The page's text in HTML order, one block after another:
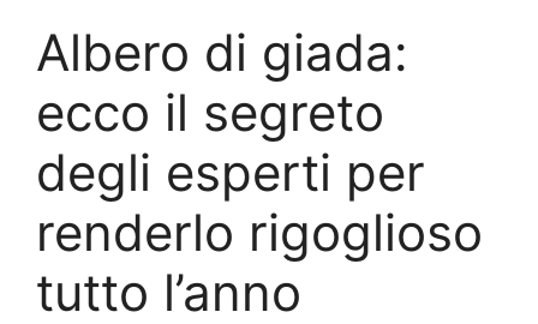
Albero di giada:
ecco il segreto
degli esperti per
renderlo rigoglioso
tutto l’anno